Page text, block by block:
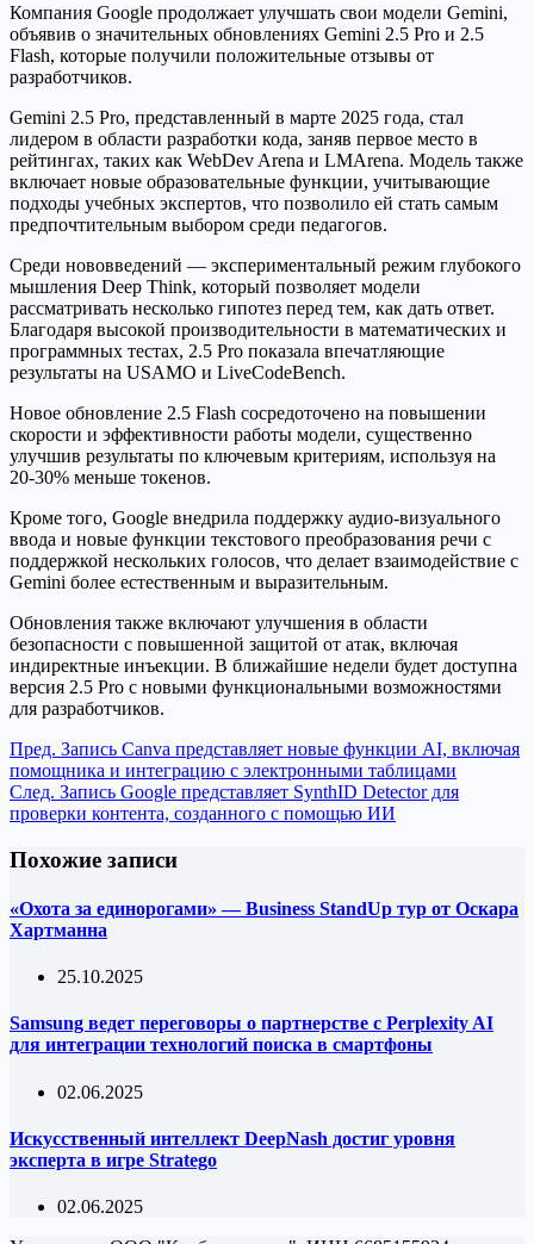
Компания Google продолжает улучшать свои модели Gemini,
объявив о значительных обновлениях Gemini 2.5 Pro и 2.5
Flash, которые получили положительные отзывы от
разработчиков.
Gemini 2.5 Pro, представленный в марте 2025 года, стал
лидером в области разработки кода, заняв первое место в
рейтингах, таких как WebDev Arena и LMArena. Модель также
включает новые образовательные функции, учитывающие
подходы учебных экспертов, что позволило ей стать самым
предпочтительным выбором среди педагогов.
Среди нововведений — экспериментальный режим глубокого
мышления Deep Think, который позволяет модели
рассматривать несколько гипотез перед тем, как дать ответ.
Благодаря высокой производительности в математических и
программных тестах, 2.5 Pro показала впечатляющие
результаты на USAMO и LiveCodeBench.
Новое обновление 2.5 Flash сосредоточено на повышении
скорости и эффективности работы модели, существенно
улучшив результаты по ключевым критериям, используя на
20-30% меньше токенов.
Кроме того, Google внедрила поддержку аудио-визуального
ввода и новые функции текстового преобразования речи с
поддержкой нескольких голосов, что делает взаимодействие с
Gemini более естественным и выразительным.
Обновления также включают улучшения в области
безопасности с повышенной защитой от атак, включая
индиректные инъекции. В ближайшие недели будет доступна
версия 2.5 Pro с новыми функциональными возможностями
для разработчиков.
Пред. Запись Canva представляет новые функции AI, включая
помощника и интеграцию с электронными таблицами
След. Запись Google представляет SynthID Detector для
проверки контента, созданного с помощью ИИ
Похожие записи
«Охота за единорогами» — Business StandUp тур от Оскара
Хартманна
25.10.2025
Samsung ведет переговоры о партнерстве с Perplexity AI
для интеграции технологий поиска в смартфоны
02.06.2025
Искусственный интеллект DeepNash достиг уровня
эксперта в игре Stratego
02.06.2025